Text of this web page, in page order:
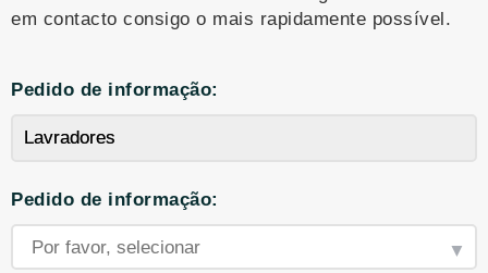
em contacto consigo o mais rapidamente possível.
Pedido de informação:
Pedido de informação: